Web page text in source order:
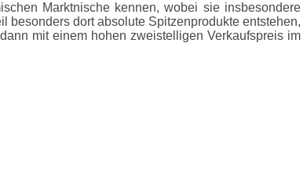
Marktnische kennen, wobei sie insbesondere
dort absolute Spitzenprodukte entstehen,
mit einem hohen zweistelligen Verkaufspreis im